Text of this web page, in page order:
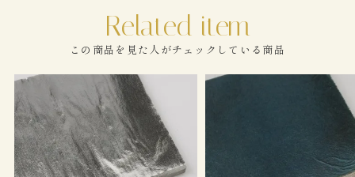
この商品を見た人がチェックしている商品